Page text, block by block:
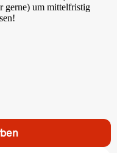
gerne) um mittelfristig